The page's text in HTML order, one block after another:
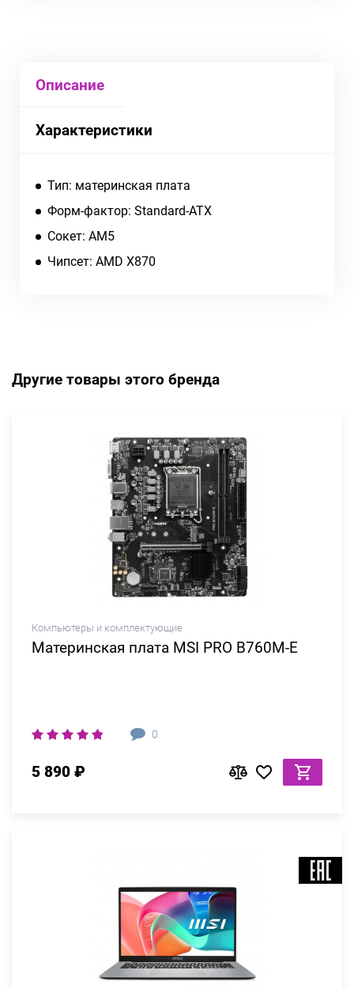
Описание
Характеристики
Тип: материнская плата
Форм-фактор: Standard-ATX
Сокет: AM5
Чипсет: AMD X870
Другие товары этого бренда
Компьютеры и комплектующие
Материнская плата MSI PRO B760M-E
0
5 890 ₽